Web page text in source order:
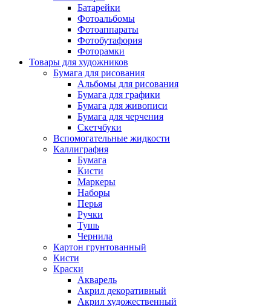
Батарейки
Фотоальбомы
Фотоаппараты
Фотобутафория
Фоторамки
Товары для художников
Бумага для рисования
Альбомы для рисования
Бумага для графики
Бумага для живописи
Бумага для черчения
Скетчбуки
Вспомогательные жидкости
Каллиграфия
Бумага
Кисти
Маркеры
Наборы
Перья
Ручки
Тушь
Чернила
Картон грунтованный
Кисти
Краски
Акварель
Акрил декоративный
Акрил художественный